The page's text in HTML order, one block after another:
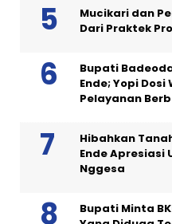
Mucikari dan
Dari Praktek
Bupati
Ende; Yopi
Pelayanan
Hibahkan
Ende Apresiasi
Nggesa
Bupati Minta